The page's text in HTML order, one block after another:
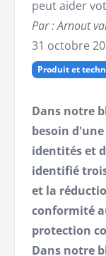
peut aider
Par : Arnout
31 octobre
Produit et
Dans notre
besoin
identités et
identifié
et la
conformité
protection
Dans notre